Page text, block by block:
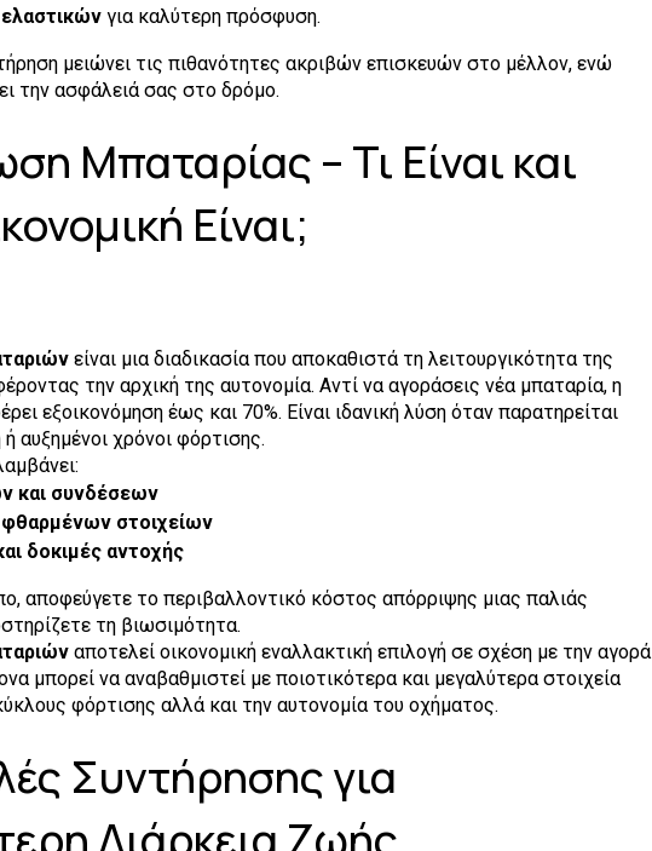
για καλύτερη πρόσφυση.
μειώνει τις πιθανότητες ακριβών επισκευών στο μέλλον, ενώ
την ασφάλειά σας στο δρόμο.
Μπαταρίας – Τι Είναι και
Είναι;
είναι μια διαδικασία που αποκαθιστά τη λειτουργικότητα της
την αρχική της αυτονομία. Αντί να αγοράσεις νέα μπαταρία, η
εξοικονόμηση έως και 70%. Είναι ιδανική λύση όταν παρατηρείται
αυξημένοι χρόνοι φόρτισης.
και συνδέσεων
στοιχείων
δοκιμές αντοχής
αποφεύγετε το περιβαλλοντικό κόστος απόρριψης μιας παλιάς
τη βιωσιμότητα.
αποτελεί οικονομική εναλλακτική επιλογή σε σχέση με την αγορά
μπορεί να αναβαθμιστεί με ποιοτικότερα και μεγαλύτερα στοιχεία
φόρτισης αλλά και την αυτονομία του οχήματος.
Συντήρησης για